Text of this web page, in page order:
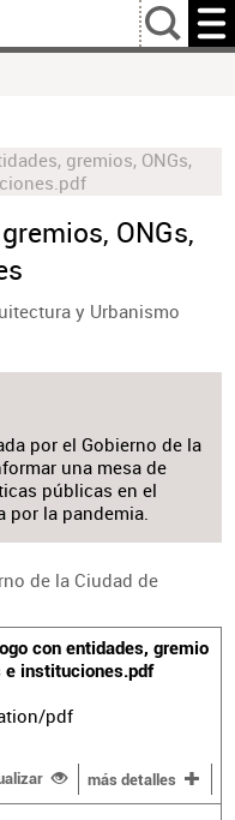
…
ONGs,
y Urbanismo
por el Gobierno de la
una mesa de
públicas en el
por la pandemia.
de la Ciudad de
con entidades, gremio
e instituciones.pdf
pdf
más detalles